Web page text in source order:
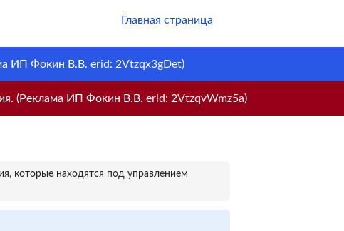
Главная страница
ИП Фокин В.В. erid: 2Vtzqx3gDet)
(Реклама ИП Фокин В.В. erid: 2VtzqvWmz5a)
которые находятся под управлением